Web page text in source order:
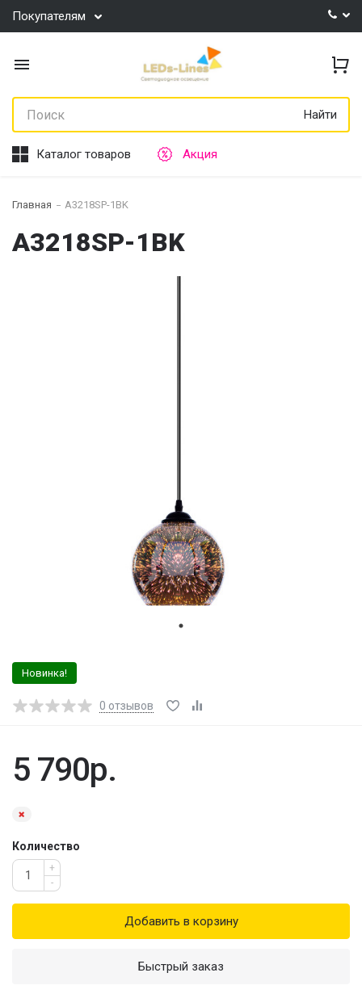
Покупателям
Найти
Каталог товаров Акция
Главная A3218SP-1BK
A3218SP-1BK
Новинка!
0 отзывов
5 790р.
Количество
+
-
Добавить в корзину
Быстрый заказ